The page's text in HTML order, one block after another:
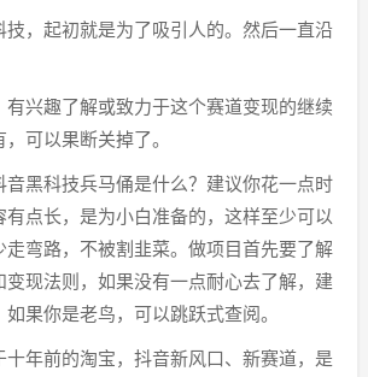
技，起初就是为了吸引人的。然后一直沿
兴趣了解或致力于这个赛道变现的继续
可以果断关掉了。
音黑科技兵马俑是什么？建议你花一点时
有点长，是为小白准备的，这样至少可以
走弯路，不被割韭菜。做项目首先要了解
变现法则，如果没有一点耐心去了解，建
果你是老鸟，可以跳跃式查阅。
十年前的淘宝，抖音新风口、新赛道，是